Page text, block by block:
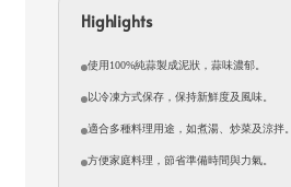
Highlights
使用100%純蒜製成泥狀，蒜味濃郁。
以冷凍方式保存，保持新鮮度及風味。
適合多種料理用途，如煮湯、炒菜及涼拌。
方便家庭料理，節省準備時間與力氣。